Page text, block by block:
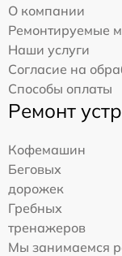
О компании
Ремонтируемые
Наши услуги
Согласие на
Способы оплаты
Ремонт
Кофемашин
Беговых
дорожек
Гребных
тренажеров
Мы занимаемся